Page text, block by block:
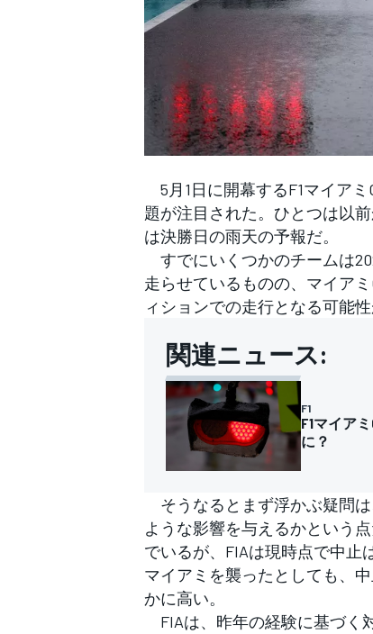
フォーミュラE
5月1日に開幕するF1マイア
題が注目された。ひとつは以
は決勝日の雨天の予報だ。
すでにいくつかのチームは
走らせているものの、マイア
ィションでの走行となる可能性
関連ニュース:
F1
F1マイア
に？
そうなるとまず浮かぶ疑問
ような影響を与えるかという
でいるが、FIAは現時点で中止
マイアミを襲ったとしても、
かに高い。
FIAは、昨年の経験に基づく